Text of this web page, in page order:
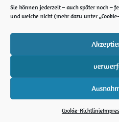
Sie können jederzeit – auch später noch –
und welche nicht (mehr dazu unter
Cookie-Richtlinie
Tel. 089 89 13 66 910
E-Mail: st-
Impressum/